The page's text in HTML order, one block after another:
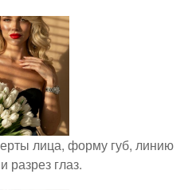
лица, форму губ, линию
разрез глаз.